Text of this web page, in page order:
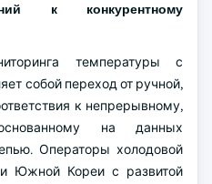
к конкурентному
температуры с
собой переход от ручной,
к непрерывному,
основанному на данных
Операторы холодовой
Южной Кореи с развитой